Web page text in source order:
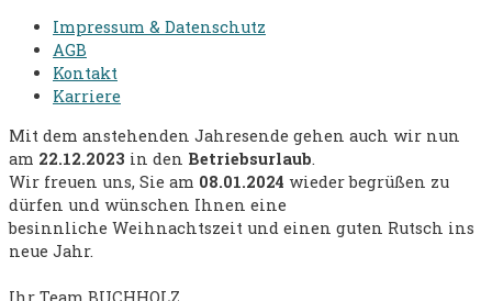
Impressum & Datenschutz
AGB
Kontakt
Karriere
Mit dem anstehenden Jahresende gehen auch wir nun
am 22.12.2023 in den Betriebsurlaub.
Wir freuen uns, Sie am 08.01.2024 wieder begrüßen zu
dürfen und wünschen Ihnen eine
besinnliche Weihnachtszeit und einen guten Rutsch ins
neue Jahr.